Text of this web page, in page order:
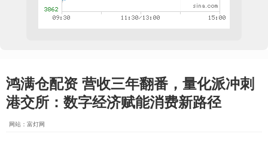
鸿满仓配资 营收三年翻番，量化派冲刺
港交所：数字经济赋能消费新路径
网站：富灯网